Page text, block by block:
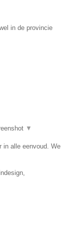
in de provincie
▼
in alle eenvoud. We